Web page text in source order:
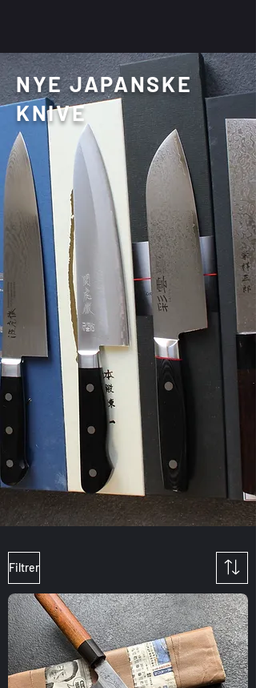
NYE JAPANSKE
KNIVE
Filtrer